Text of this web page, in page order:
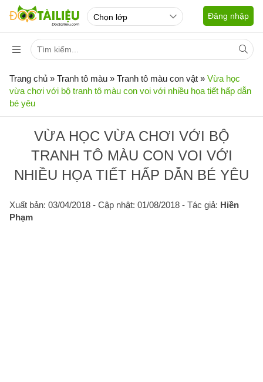
Đăng nhập
Trang chủ » Tranh tô màu » Tranh tô màu con vật » Vừa học
vừa chơi với bộ tranh tô màu con voi với nhiều họa tiết hấp dẫn
bé yêu
VỪA HỌC VỪA CHƠI VỚI BỘ
TRANH TÔ MÀU CON VOI VỚI
NHIỀU HỌA TIẾT HẤP DẪN BÉ YÊU
Xuất bản: 03/04/2018 - Cập nhật: 01/08/2018 - Tác giả: Hiền
Phạm